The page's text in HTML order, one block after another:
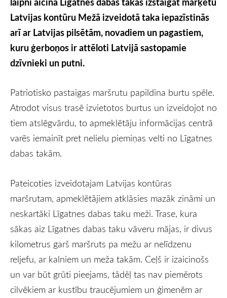
Latvijas kontūru Mežā izveidotā taka iepazīstinās
arī ar Latvijas pilsētām, novadiem un pagastiem,
kuru ģerboņos ir attēloti Latvijā sastopamie
dzīvnieki un putni.
Patriotisko pastaigas maršrutu papildina burtu spēle.
Atrodot visus trasē izvietotos burtus un izveidojot no
tiem atslēgvārdu, to apmeklētāju informācijas centrā
varēs iemainīt pret nelielu piemiņas velti no Līgatnes
dabas takām.
Pateicoties izveidotajam Latvijas kontūras
maršrutam, apmeklētājiem atklāsies mazāk zināmi un
neskartāki Līgatnes dabas taku meži. Trase, kura
sākas aiz Līgatnes dabas taku vāveru mājas, ir divus
kilometrus garš maršruts pa mežu ar nelīdzenu
reljefu, ar kalniem un meža takām. Ceļš ir izaicinošs
un var būt grūti pieejams, tādēļ tas nav piemērots
cilvēkiem ar kustību traucējumiem un ģimenēm ar